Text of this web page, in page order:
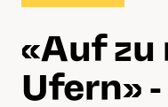
Engagement
Über
«Auf zu
Ufern»